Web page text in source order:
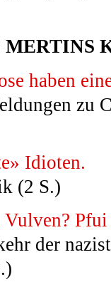
MERTINS
haben
zu
Idioten.
(2 S.)
Vulven?
der